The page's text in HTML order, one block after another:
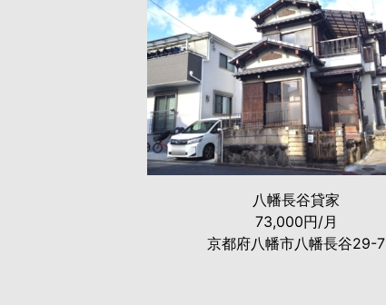
八幡長谷貸家
73,000円/月
京都府八幡市八幡長谷29-7